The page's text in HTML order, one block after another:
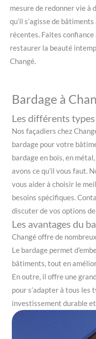
mesure de redonner vie à
qu’il s’agisse de
récentes. Faites
restaurer la beauté
Changé.
Bardage à
Les différents
Nos façadiers chez
bardage pour votre
bardage en bois, en
avons ce qu’il vous faut.
vous aider à choisir le
besoins spécifiques.
discuter de vos options
Les avantages du
Changé offre de
Le bardage permet
bâtiments, tout en
En outre, il offre une
pour s’adapter à tous les
investissement durable